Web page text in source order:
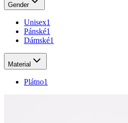
Gender
Unisex1
Pánské1
Dámské1
Material
Plátno1